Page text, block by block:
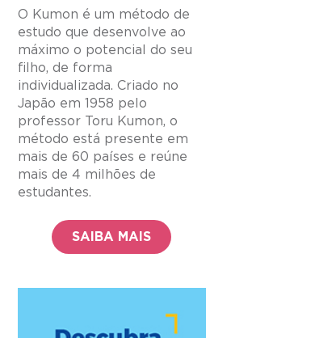
O Kumon é um método de
estudo que desenvolve ao
máximo o potencial do seu
filho, de forma
individualizada. Criado no
Japão em 1958 pelo
professor Toru Kumon, o
método está presente em
mais de 60 países e reúne
mais de 4 milhões de
estudantes.
SAIBA MAIS